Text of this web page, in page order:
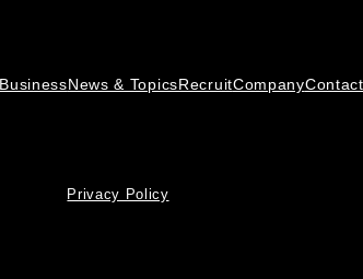
BusinessNews & TopicsRecruitCompanyContact
Privacy Policy